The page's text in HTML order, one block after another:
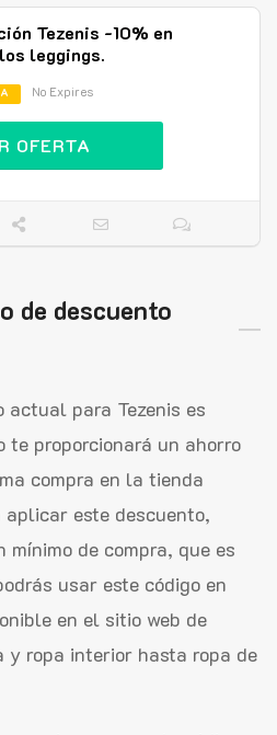
Tezenis -10% en
leggings.
No Expires
OFERTA
de descuento
actual para Tezenis es
te proporcionará un ahorro
compra en la tienda
aplicar este descuento,
de compra, que es
usar este código en
en el sitio web de
y ropa interior hasta ropa de